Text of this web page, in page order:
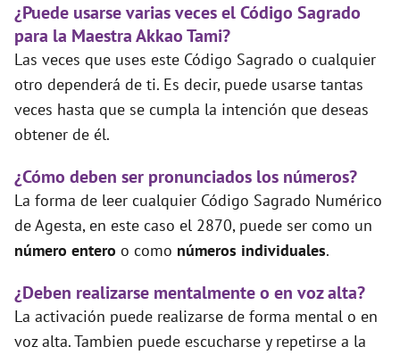
¿Puede usarse varias veces el Código Sagrado
para la Maestra Akkao Tami?
Las veces que uses este Código Sagrado o cualquier
otro dependerá de ti. Es decir, puede usarse tantas
veces hasta que se cumpla la intención que deseas
obtener de él.
¿Cómo deben ser pronunciados los números?
La forma de leer cualquier Código Sagrado Numérico
de Agesta, en este caso el 2870, puede ser como un
número entero o como números individuales.
¿Deben realizarse mentalmente o en voz alta?
La activación puede realizarse de forma mental o en
voz alta. Tambien puede escucharse y repetirse a la